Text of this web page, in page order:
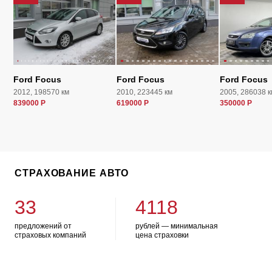
Ford Focus
2012, 198570 км
839000 Р
Ford Focus
2010, 223445 км
619000 Р
Ford Focus
2005, 286038
350000 Р
СТРАХОВАНИЕ АВТО
33
предложений от
страховых компаний
4118
рублей — минимальная
цена страховки